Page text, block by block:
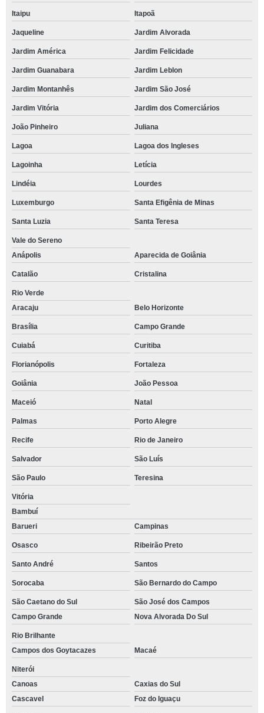
Itaipu Itapoã
Jaqueline Jardim Alvorada
Jardim América Jardim Felicidade
Jardim Guanabara Jardim Leblon
Jardim Montanhês Jardim São José
Jardim Vitória Jardim dos Comerciários
João Pinheiro Juliana
Lagoa Lagoa dos Ingleses
Lagoinha Letícia
Lindéia Lourdes
Luxemburgo Santa Efigênia de Minas
Santa Luzia Santa Teresa
Vale do Sereno
Anápolis
Aparecida de Goiânia
Catalão Cristalina
Rio Verde
Aracaju
Belo Horizonte
Brasília Campo Grande
Cuiabá Curitiba
Florianópolis Fortaleza
Goiânia João Pessoa
Maceió Natal
Palmas Porto Alegre
Recife Rio de Janeiro
Salvador São Luís
São Paulo Teresina
Vitória
Bambuí
Barueri
Campinas
Osasco Ribeirão Preto
Santo André Santos
Sorocaba São Bernardo do Campo
São Caetano do Sul
São José dos Campos
Campo Grande
Nova Alvorada Do Sul
Rio Brilhante
Campos dos Goytacazes
Macaé
Niterói
Canoas
Caxias do Sul
Cascavel
Foz do Iguaçu